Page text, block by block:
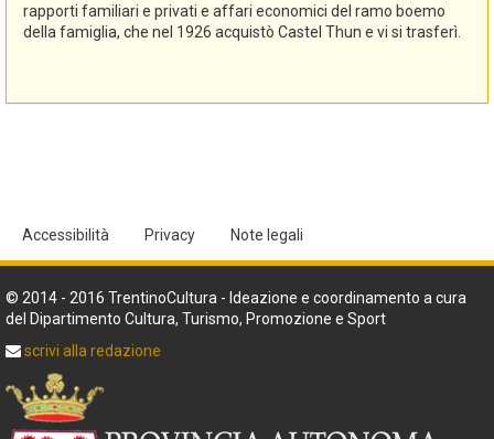
rapporti familiari e privati e affari economici del ramo boemo
della famiglia, che nel 1926 acquistò Castel Thun e vi si trasferì.
Accessibilità Privacy Note legali
© 2014 - 2016 TrentinoCultura - Ideazione e coordinamento a cura
del Dipartimento Cultura, Turismo, Promozione e Sport
scrivi alla redazione